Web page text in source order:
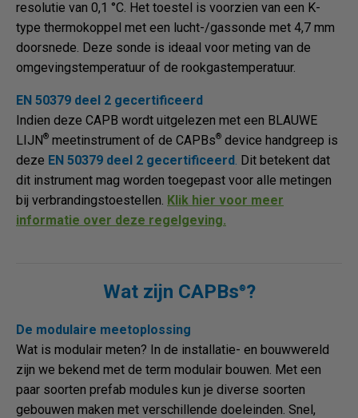
resolutie van 0,1 °C. Het toestel is voorzien van een K-
type thermokoppel met een lucht-/gassonde met 4,7 mm
doorsnede. Deze sonde is ideaal voor meting van de
omgevingstemperatuur of de rookgastemperatuur.
EN 50379 deel 2 gecertificeerd
Indien deze CAPB wordt uitgelezen met een BLAUWE
LIJN® meetinstrument of de CAPBs® device handgreep is
deze EN 50379 deel 2 gecertificeerd Dit betekent dat
dit instrument mag worden toegepast voor alle metingen
bij verbrandingstoestellen. Klik hier voor meer
informatie over deze regelgeving.
Wat zijn CAPBs®?
De modulaire meetoplossing
Wat is modulair meten? In de installatie- en bouwwereld
zijn we bekend met de term modulair bouwen. Met een
paar soorten prefab modules kun je diverse soorten
gebouwen maken met verschillende doeleinden. Snel,